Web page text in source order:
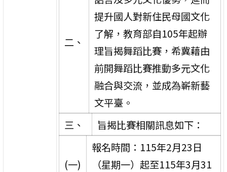
二、
提升國人對新住民母國文化
了解，教育部自105年起辦
理旨揭舞蹈比賽，希冀藉由
前開舞蹈比賽推動多元文化
融合與交流，並成為嶄新藝
文平臺。
三、
旨揭比賽相關訊息如下：
(一)
報名時間：115年2月23日
（星期一）起至115年3月31